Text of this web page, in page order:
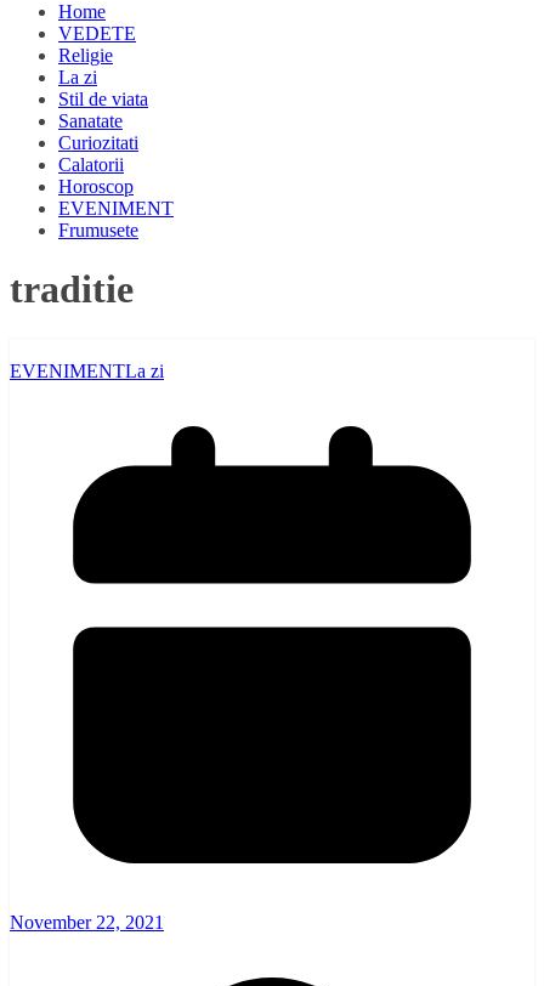
Home
VEDETE
Religie
La zi
Stil de viata
Sanatate
Curiozitati
Calatorii
Horoscop
EVENIMENT
Frumusete
traditie
EVENIMENTLa zi
November 22, 2021